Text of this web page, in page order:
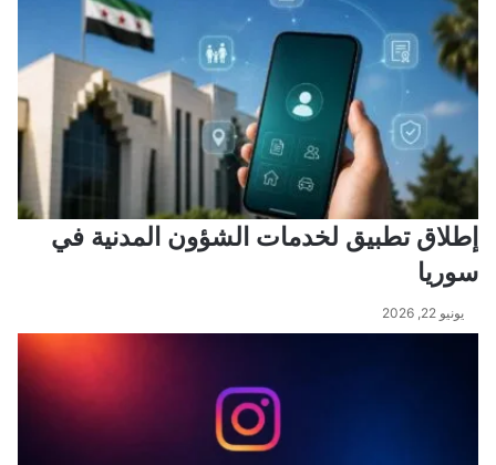
إطلاق تطبيق لخدمات الشؤون المدنية في
سوريا
يونيو 22, 2026